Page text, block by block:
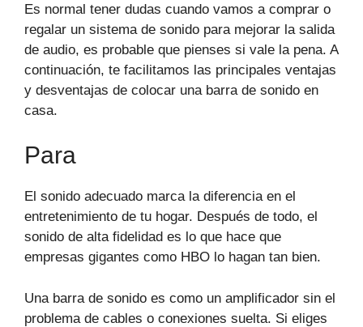
Es normal tener dudas cuando vamos a comprar o
regalar un sistema de sonido para mejorar la salida
de audio, es probable que pienses si vale la pena. A
continuación, te facilitamos las principales ventajas
y desventajas de colocar una barra de sonido en
casa.
Para
El sonido adecuado marca la diferencia en el
entretenimiento de tu hogar. Después de todo, el
sonido de alta fidelidad es lo que hace que
empresas gigantes como HBO lo hagan tan bien.
Una barra de sonido es como un amplificador sin el
problema de cables o conexiones suelta. Si eliges